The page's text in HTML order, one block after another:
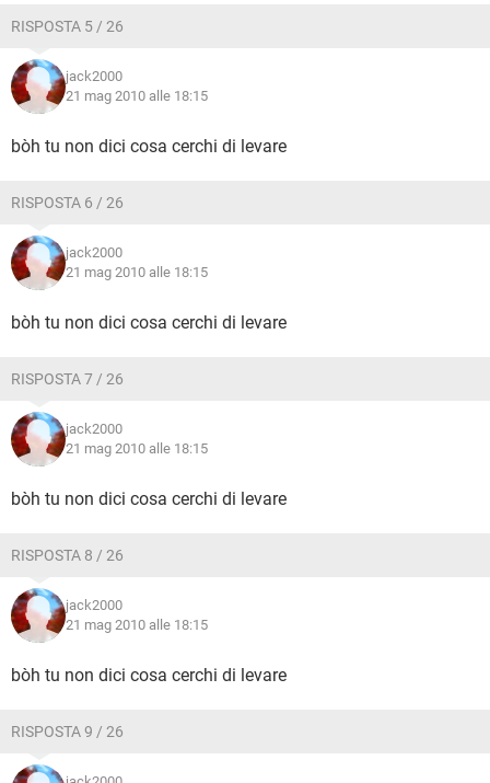
RISPOSTA 5 / 26
jack2000
21 mag 2010 alle 18:15
bòh tu non dici cosa cerchi di levare
RISPOSTA 6 / 26
jack2000
21 mag 2010 alle 18:15
bòh tu non dici cosa cerchi di levare
RISPOSTA 7 / 26
jack2000
21 mag 2010 alle 18:15
bòh tu non dici cosa cerchi di levare
RISPOSTA 8 / 26
jack2000
21 mag 2010 alle 18:15
bòh tu non dici cosa cerchi di levare
RISPOSTA 9 / 26